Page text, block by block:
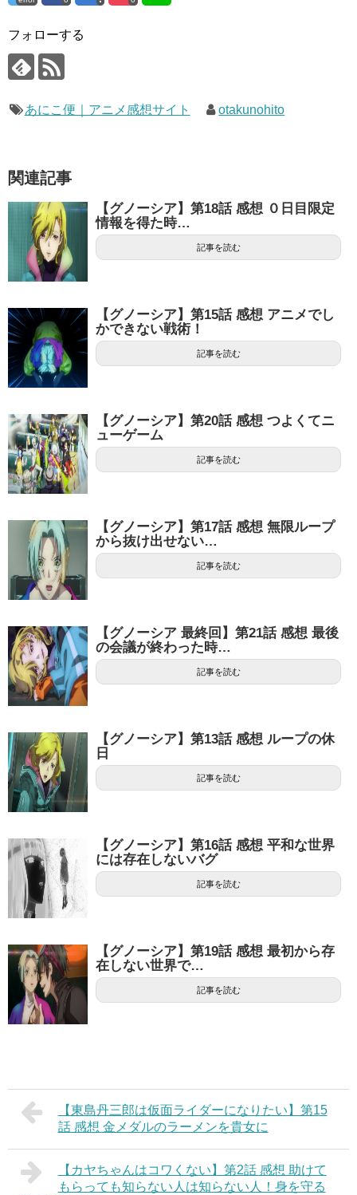
フォローする
あにこ便｜アニメ感想サイト otakunohito
関連記事
【グノーシア】第18話 感想 ０日目限定
情報を得た時…
記事を読む
【グノーシア】第15話 感想 アニメでし
かできない戦術！
記事を読む
【グノーシア】第20話 感想 つよくてニ
ューゲーム
記事を読む
【グノーシア】第17話 感想 無限ループ
から抜け出せない…
記事を読む
【グノーシア 最終回】第21話 感想 最後
の会議が終わった時…
記事を読む
【グノーシア】第13話 感想 ループの休
日
記事を読む
【グノーシア】第16話 感想 平和な世界
には存在しないバグ
記事を読む
【グノーシア】第19話 感想 最初から存
在しない世界で…
記事を読む
【東島丹三郎は仮面ライダーになりたい】第15
話 感想 金メダルのラーメンを貴女に
【カヤちゃんはコワくない】第2話 感想 助けて
もらっても知らない人は知らない人！身を守る